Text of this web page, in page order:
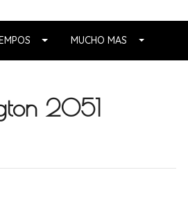
MUCHO MAS
2051